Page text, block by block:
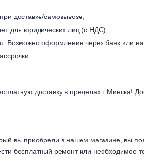
доставке/самовывозе;
для юридических лиц (с НДС);
Возможно оформление через банк или
доставку в пределах г Минска!
вы приобрели в нашем магазине, вы
бесплатный ремонт или необходимое